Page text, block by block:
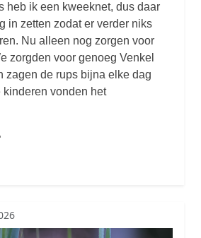
heb ik een kweeknet, dus daar
in zetten zodat er verder niks
Nu alleen nog zorgen voor
zorgden voor genoeg Venkel
zagen de rups bijna elke dag
vonden het